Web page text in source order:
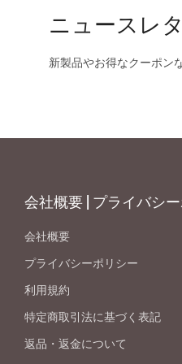
ニュースレ
新製品やお得なクーポン
会社概要 | プライバシ
会社概要
プライバシーポリシー
利用規約
特定商取引法に基づく表記
返品・返金について